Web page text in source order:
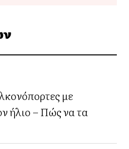
με
ήλιο – Πώς να τα